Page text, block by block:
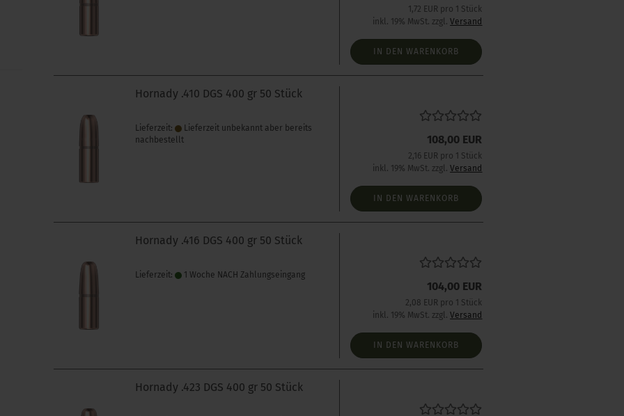
1,72 EUR pro 1 Stück
inkl. 19% MwSt. zzgl.Versand
IN DEN WARENKORB
Hornady .410 DGS 400 gr 50 Stück
Lieferzeit:
Lieferzeit unbekannt aber bereits
nachbestellt
108,00 EUR
2,16 EUR pro 1 Stück
inkl. 19% MwSt. zzgl.Versand
IN DEN WARENKORB
Hornady .416 DGS 400 gr 50 Stück
Lieferzeit: 1 Woche NACH Zahlungseingang
104,00 EUR
2,08 EUR pro 1 Stück
inkl. 19% MwSt. zzgl.Versand
IN DEN WARENKORB
Hornady .423 DGS 400 gr 50 Stück